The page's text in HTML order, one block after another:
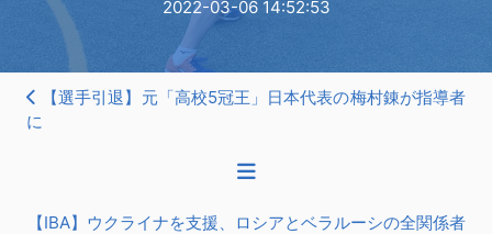
2022-03-06 14:52:53
【選手引退】元「高校5冠王」日本代表の梅村錬が指導者
に
【IBA】ウクライナを支援、ロシアとベラルーシの全関係者